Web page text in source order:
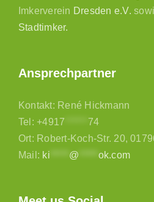
Imkerverein Dresden e.V.
Stadtimker.
Ansprechpartner
Kontakt: René Hickmann
Tel:+4917
74
Ort: Robert-Koch-Str. 20,
Mail: ki @ ok.com